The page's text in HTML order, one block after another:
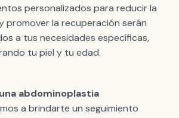
personalizados para reducir la
promover la recuperación serán
a tus necesidades específicas,
tu piel y tu edad.
abdominoplastia
a brindarte un seguimiento